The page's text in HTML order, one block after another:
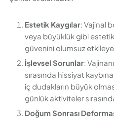
Estetik Kaygılar: Vajinal
veya büyüklük gibi
güvenini olumsuz
İşlevsel Sorunlar:
sırasında hissiyat
iç dudakların büyük
günlük aktiviteler
Doğum Sonrası